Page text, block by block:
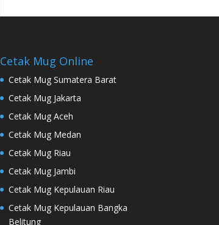
Cetak Mug Online
Cetak Mug Sumatera Barat
Cetak Mug Jakarta
Cetak Mug Aceh
Cetak Mug Medan
Cetak Mug Riau
Cetak Mug Jambi
Cetak Mug Kepulauan Riau
Cetak Mug Kepulauan Bangka
Belitung